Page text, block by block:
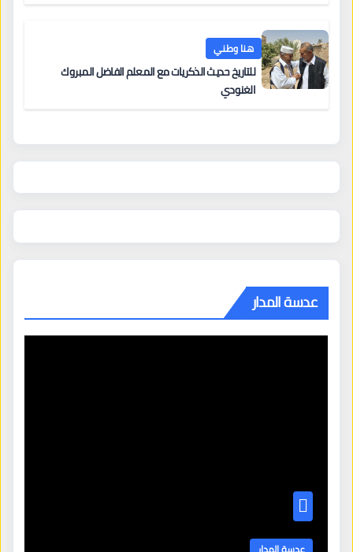
هنا وطني
للتاريخ حديث الذكريات مع المعلم الفاضل المبروك
الغنودي
عدسة المدار